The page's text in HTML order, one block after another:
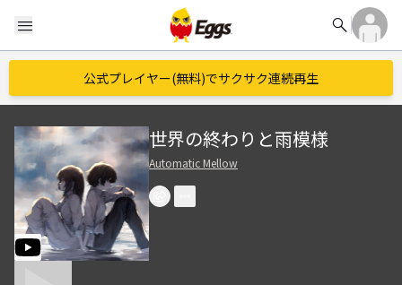
menu search
公式プレイヤー(無料)でサクサク連続再生
世界の終わりと雨模様
Automatic Mellow